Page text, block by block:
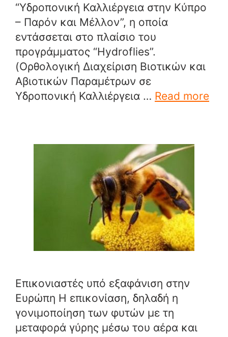
“Υδροπονική Καλλιέργεια στην Κύπρο
– Παρόν και Μέλλον”, η οποία
εντάσσεται στο πλαίσιο του
προγράμματος “Hydroflies”.
(Ορθολογική Διαχείριση Βιοτικών και
Αβιοτικών Παραμέτρων σε
Υδροπονική Καλλιέργεια … Read more
Επικονιαστές υπό εξαφάνιση στην
Ευρώπη Η επικονίαση, δηλαδή η
γονιμοποίηση των φυτών με τη
μεταφορά γύρης μέσω του αέρα και